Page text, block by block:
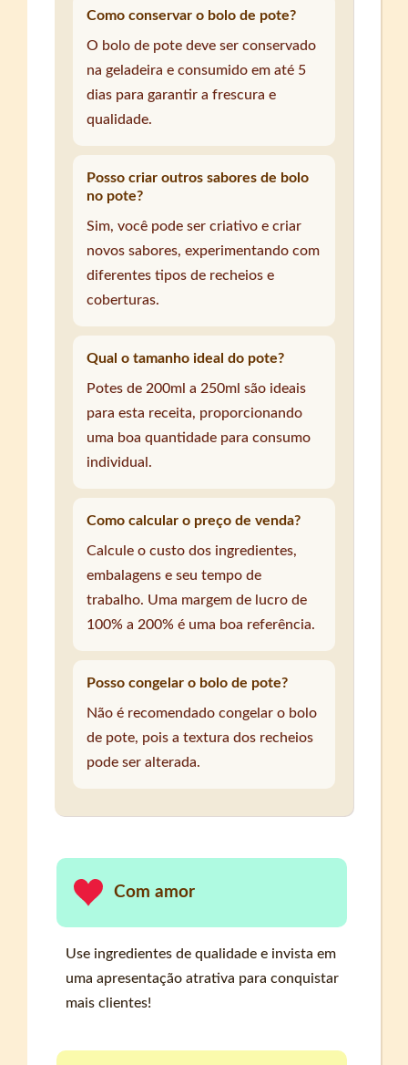
Como conservar o bolo de pote?
O bolo de pote deve ser conservado
na geladeira e consumido em até 5
dias para garantir a frescura e
qualidade.
Posso criar outros sabores de bolo
no pote?
Sim, você pode ser criativo e criar
novos sabores, experimentando com
diferentes tipos de recheios e
coberturas.
Qual o tamanho ideal do pote?
Potes de 200ml a 250ml são ideais
para esta receita, proporcionando
uma boa quantidade para consumo
individual.
Como calcular o preço de venda?
Calcule o custo dos ingredientes,
embalagens e seu tempo de
trabalho. Uma margem de lucro de
100% a 200% é uma boa referência.
Posso congelar o bolo de pote?
Não é recomendado congelar o bolo
de pote, pois a textura dos recheios
pode ser alterada.
Com amor
Use ingredientes de qualidade e invista em
uma apresentação atrativa para conquistar
mais clientes!